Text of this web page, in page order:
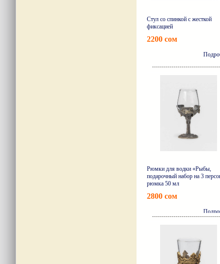
Стул со спинкой с жесткой
фиксацией
2200 сом
Рюмки для водки «Рыбы,
подарочный набор на 3
рюмка 50 мл
2800 сом